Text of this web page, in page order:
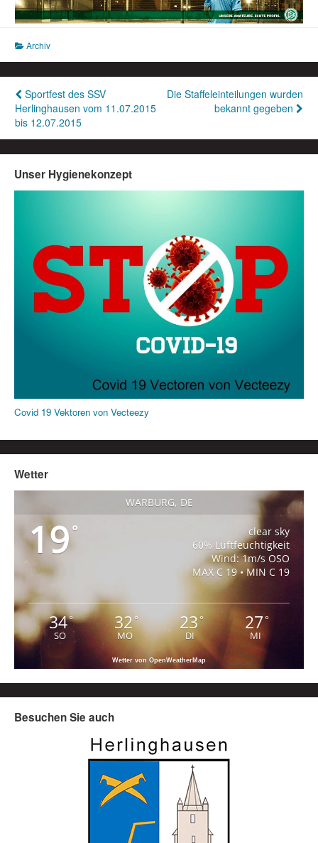
Archiv
Beitragsnavigation
Sportfest des SSV
Herlinghausen vom 11.07.2015
bis 12.07.2015
Die Staffeleinteilungen wurden
bekannt gegeben
Unser Hygienekonzept
Covid 19 Vektoren von Vecteezy
Wetter
WARBURG, DE
19°
clear sky
60% Luftfeuchtigkeit
Wind: 1m/s OSO
MAX C 19 • MIN C 19
34°
SO
32°
MO
23°
DI
27°
MI
Wetter von OpenWeatherMap
Besuchen Sie auch